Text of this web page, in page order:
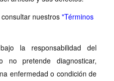
nuestros"Términos
la responsabilidad del
no pretende diagnosticar,
enfermedad o condición de